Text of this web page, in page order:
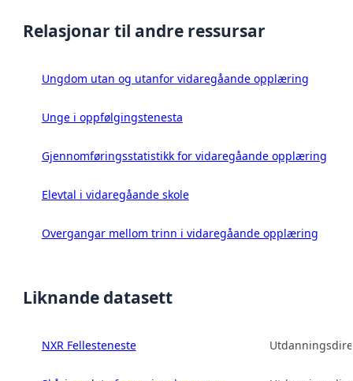
Relasjonar til andre ressursar
Ungdom utan og utanfor vidaregåande opplæring
Unge i oppfølgingstenesta
Gjennomføringsstatistikk for vidaregåande opplæring
Elevtal i vidaregåande skole
Overgangar mellom trinn i vidaregåande opplæring
Liknande datasett
NXR Fellesteneste